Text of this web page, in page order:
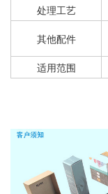
处理工艺
其他配件
适用范围